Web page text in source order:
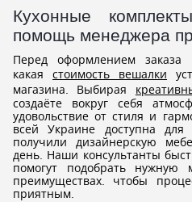
Кухонные
помощь менеджера
Перед оформлением заказа
какая стоимость вешалки
магазина. Выбирая
создаёте вокруг себя
удовольствие от стиля и
всей Украине доступна
получили дизайнерскую
день. Наши консультанты
помогут подобрать
преимуществах. чтобы
приятным.